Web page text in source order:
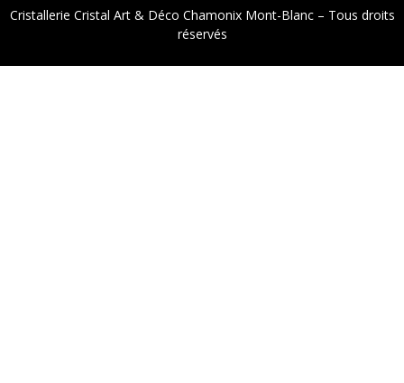
Cristallerie Cristal Art & Déco Chamonix Mont-Blanc – Tous droits
réservés